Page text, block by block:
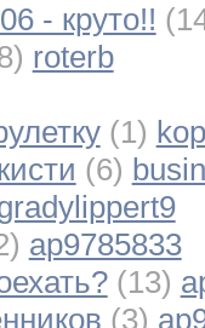
- круто!!
roterb
(1)
(6)
ap9785833
(13)
(3)